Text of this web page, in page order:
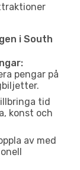
i South
pengar på
tid
konst och
av med